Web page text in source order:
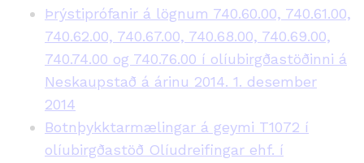
Þrýstiprófanir á lögnum 740.60.00, 740.61.00,
740.62.00, 740.67.00, 740.68.00, 740.69.00,
740.74.00 og 740.76.00 í olíubirgðastöðinni á
Neskaupstað á árinu 2014. 1. desember
2014
Botnþykktarmælingar á geymi T1072 í
olíubirgðastöð Olíudreifingar ehf. í